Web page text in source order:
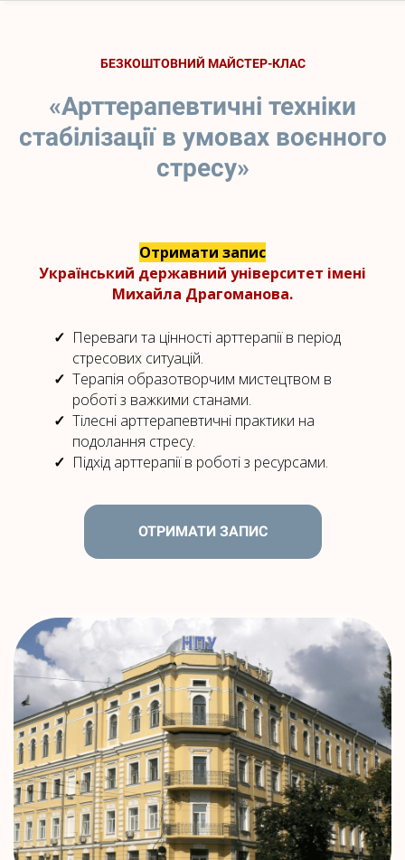
БЕЗКОШТОВНИЙ МАЙСТЕР-КЛАС
«Арттерапевтичні техніки
стабілізації в умовах воєнного
стресу»
Отримати запис
Український державний університет імені
Михайла Драгоманова.
Переваги та цінності арттерапії в період
стресових ситуацій.
Терапія образотворчим мистецтвом в
роботі з важкими станами.
Тілесні арттерапевтичні практики на
подолання стресу.
Підхід арттерапії в роботі з ресурсами.
ОТРИМАТИ ЗАПИС